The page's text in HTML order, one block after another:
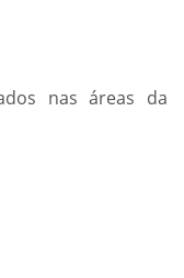
nas áreas da